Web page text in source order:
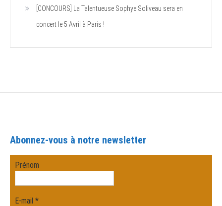
[CONCOURS] La Talentueuse Sophye Soliveau sera en
concert le 5 Avril à Paris !
Abonnez-vous à notre newsletter
Prénom
E-mail*